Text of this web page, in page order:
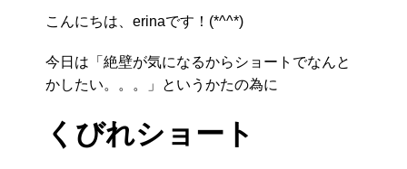
こんにちは、erinaです！(*^^*)
今日は「絶壁が気になるからショートでなんと
かしたい。。。」というかたの為に
くびれショート